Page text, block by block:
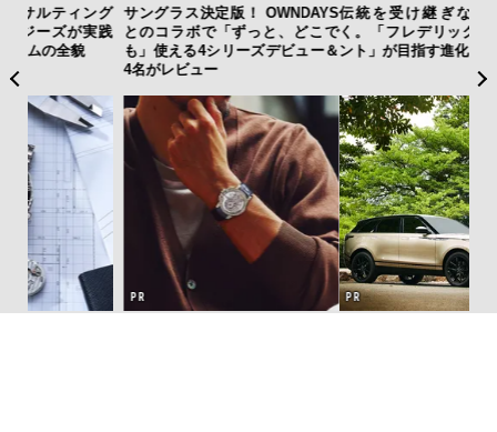
伝統を受け継ぎながら、新し
く。「フレデリック・コンスタ
ント」が目指す進化とは
斎藤 工の心揺さぶる時計「フレ
デリック・コンスタント」。ク
ラシックとテクノロジーの幸福
モ